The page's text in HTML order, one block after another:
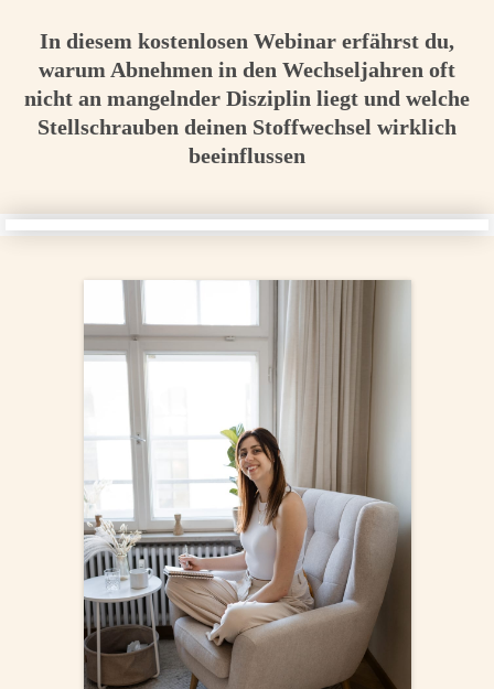
In diesem kostenlosen Webinar erfährst du,
warum Abnehmen in den Wechseljahren oft
nicht an mangelnder Disziplin liegt und welche
Stellschrauben deinen Stoffwechsel wirklich
beeinflussen